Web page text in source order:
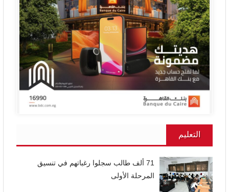
التعليم
71 ألف طالب سجلوا رغباتهم في تنسيق
المرحلة الأولى